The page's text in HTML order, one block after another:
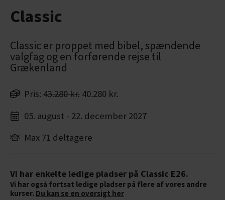
Classic
Classic er proppet med bibel, spændende
valgfag og en forførende rejse til
Grækenland
Pris:43.280 kr. 40.280 kr.
05. august - 22. december 2027
Max 71 deltagere
Vi har enkelte ledige pladser på Classic E26.
Vi har også fortsat ledige pladser på flere af vores andre
kurser. Du kan se en oversigt her